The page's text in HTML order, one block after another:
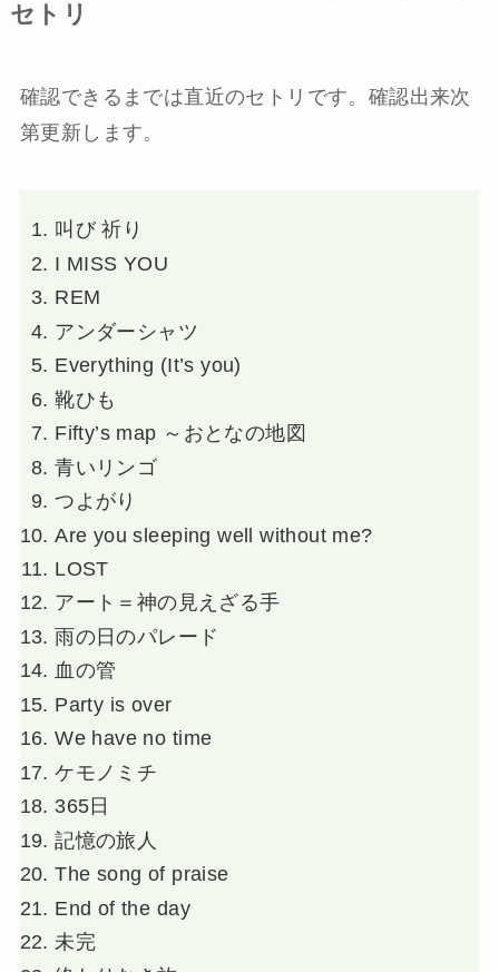
セトリ
確認できるまでは直近のセトリです。確認出来次
第更新します。
叫び 祈り
I MISS YOU
REM
アンダーシャツ
Everything (It’s you)
靴ひも
Fifty’s map ～おとなの地図
青いリンゴ
つよがり
Are you sleeping well without me?
LOST
アート＝神の見えざる手
雨の日のパレード
血の管
Party is over
We have no time
ケモノミチ
365日
記憶の旅人
The song of praise
End of the day
未完